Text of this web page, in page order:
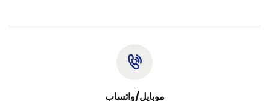
موبايل/واتساب